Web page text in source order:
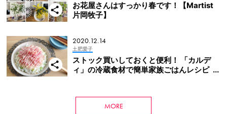
お花屋さんはすっかり春です！【Martist
片岡牧子】
2020.12.14
土肥愛子
ストック買いしておくと便利！ 「カルデ
ィ」の冷蔵食材で簡単家族ごはんレシピ
MORE